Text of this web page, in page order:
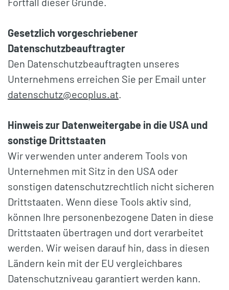
Gesetzlich vorgeschriebener
Datenschutzbeauftragter
Den Datenschutzbeauftragten unseres
Unternehmens erreichen Sie per Email unter
datenschutz@ecoplus.at.
Hinweis zur Datenweitergabe in die USA und
sonstige Drittstaaten
Wir verwenden unter anderem Tools von
Unternehmen mit Sitz in den USA oder
sonstigen datenschutzrechtlich nicht sicheren
Drittstaaten. Wenn diese Tools aktiv sind,
können Ihre personenbezogene Daten in diese
Drittstaaten übertragen und dort verarbeitet
werden. Wir weisen darauf hin, dass in diesen
Ländern kein mit der EU vergleichbares
Datenschutzniveau garantiert werden kann.